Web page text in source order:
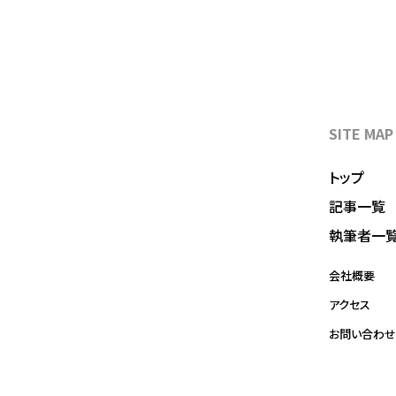
SITE MAP
トップ
記事一覧
執筆者一
会社概要
アクセス
お問い合わせ